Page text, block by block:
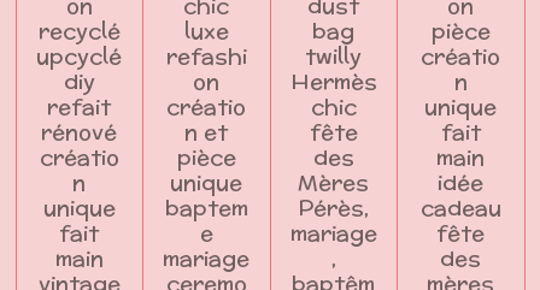
recyclé
upcyclé
diy
refait
rénové
créatio
n
unique
fait
main
vintage
luxe
refashi
on
créatio
n et
pièce
unique
baptem
e
mariage
ceremo
bag
twilly
Hermès
chic
fête
des
Mères
Pérès,
mariage
,
baptêm
pièce
créatio
n
unique
fait
main
idée
cadeau
fête
des
mères